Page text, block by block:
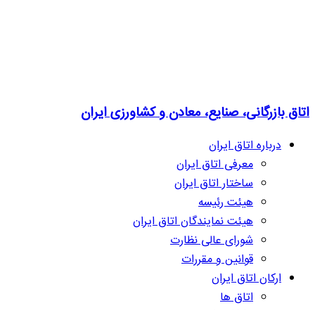
اتاق بازرگانی، صنایع، معادن و کشاورزی ایران
درباره اتاق ایران
معرفی اتاق ایران
ساختار اتاق ایران
هیئت رئیسه
هیئت نمایندگان اتاق ایران
شورای عالی نظارت
قوانین و مقررات
ارکان اتاق ایران
اتاق ها